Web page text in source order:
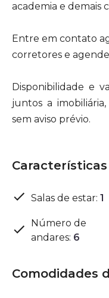
academia e demais
Entre em contato
corretores e agende
Disponibilidade e
juntos a
sem aviso prévio.
Salas de estar: 1
Número de
andares: 6
Comodidades